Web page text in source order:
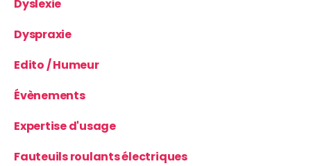
Dyslexie
Dyspraxie
Edito / Humeur
Évènements
Expertise d'usage
Fauteuils roulants électriques